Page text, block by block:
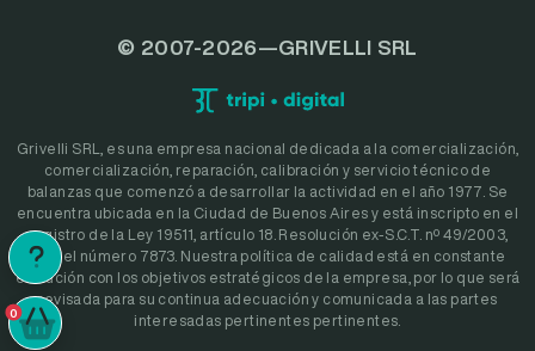
0
0
© 2007-2026—GRIVELLI SRL
Grivelli SRL, es una empresa nacional dedicada a la comercialización,
comercialización, reparación, calibración y servicio técnico de
balanzas que comenzó a desarrollar la actividad en el año 1977. Se
encuentra ubicada en la Ciudad de Buenos Aires y está inscripto en el
registro de la Ley 19511, artículo 18. Resolución ex-S.C.T. nº 49/2003,
bajo el número 7873. Nuestra política de calidad está en constante
evolución con los objetivos estratégicos de la empresa, por lo que será
revisada para su continua adecuación y comunicada a las partes
interesadas pertinentes pertinentes.